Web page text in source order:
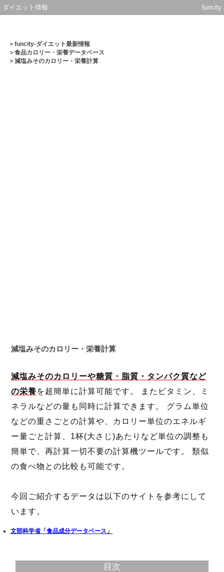
ダイエット情報 funcity
＞funcity-ダイエット最新情報
＞食品カロリー・栄養データベース
＞減塩みそのカロリー・栄養計算
減塩みそのカロリー・栄養計算
減塩みそのカロリーや糖質・脂質・タンパク質など
の栄養を超簡単に計算可能です。 またビタミン、ミ
ネラルなどの量も同時に計算できます。 グラム単位
などの重さごとの計算や、カロリー単位のエネルギ
ー量ごと計算、1杯(大さじ)あたりなど単位の調整も
簡単で、再計算一切不要の計算機ツールです。 類似
の食べ物との比較も可能です。
今回ご紹介するデータは以下のサイトを参考にして
います。
文部科学省「食品成分データベース」
目次